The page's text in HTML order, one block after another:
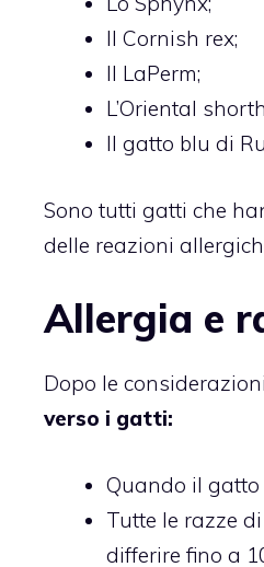
Il Cornish rex;
Il LaPerm;
L’Oriental
Il gatto blu di
Sono tutti gatti che
delle reazioni
Allergia e
Dopo le
verso i gatti:
Quando il gatto
Tutte le razze
differire fino a